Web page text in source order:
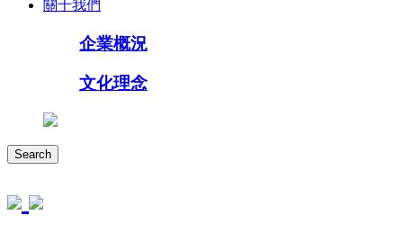
關于我們
企業概況
文化理念
Search